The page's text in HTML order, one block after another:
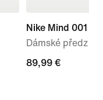
Nike Mind 001
Dámské
89,99 €
89,99 €